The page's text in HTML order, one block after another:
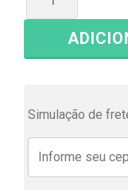
Simulação de